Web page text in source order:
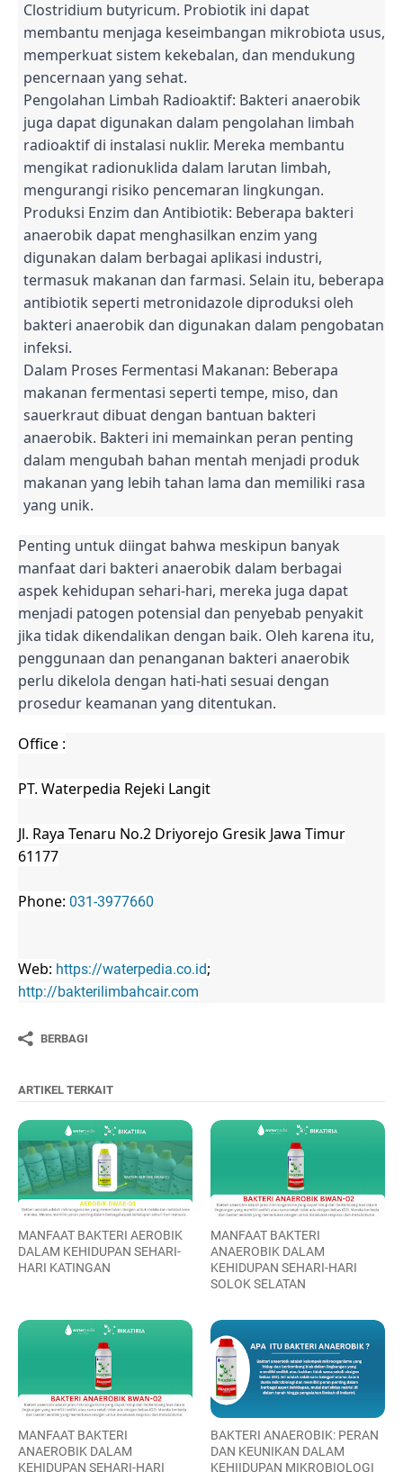
Clostridium butyricum. Probiotik ini dapat
membantu menjaga keseimbangan mikrobiota usus,
memperkuat sistem kekebalan, dan mendukung
pencernaan yang sehat.
Pengolahan Limbah Radioaktif: Bakteri anaerobik
juga dapat digunakan dalam pengolahan limbah
radioaktif di instalasi nuklir. Mereka membantu
mengikat radionuklida dalam larutan limbah,
mengurangi risiko pencemaran lingkungan.
Produksi Enzim dan Antibiotik: Beberapa bakteri
anaerobik dapat menghasilkan enzim yang
digunakan dalam berbagai aplikasi industri,
termasuk makanan dan farmasi. Selain itu, beberapa
antibiotik seperti metronidazole diproduksi oleh
bakteri anaerobik dan digunakan dalam pengobatan
infeksi.
Dalam Proses Fermentasi Makanan: Beberapa
makanan fermentasi seperti tempe, miso, dan
sauerkraut dibuat dengan bantuan bakteri
anaerobik. Bakteri ini memainkan peran penting
dalam mengubah bahan mentah menjadi produk
makanan yang lebih tahan lama dan memiliki rasa
yang unik.
Penting untuk diingat bahwa meskipun banyak
manfaat dari bakteri anaerobik dalam berbagai
aspek kehidupan sehari-hari, mereka juga dapat
menjadi patogen potensial dan penyebab penyakit
jika tidak dikendalikan dengan baik. Oleh karena itu,
penggunaan dan penanganan bakteri anaerobik
perlu dikelola dengan hati-hati sesuai dengan
prosedur keamanan yang ditentukan.
Office :
PT. Waterpedia Rejeki Langit
Jl. Raya Tenaru No.2 Driyorejo Gresik Jawa Timur
61177
Phone: 031-3977660
Web: https://waterpedia.co.id;
http://bakterilimbahcair.com
BERBAGI
ARTIKEL TERKAIT
MANFAAT BAKTERI AEROBIK
DALAM KEHIDUPAN SEHARI-
HARI KATINGAN
MANFAAT BAKTERI
ANAEROBIK DALAM
KEHIDUPAN SEHARI-HARI
SOLOK SELATAN
MANFAAT BAKTERI
ANAEROBIK DALAM
KEHIDUPAN SEHARI-HARI
BAKTERI ANAEROBIK: PERAN
DAN KEUNIKAN DALAM
KEHIIDUPAN MIKROBIOLOGI